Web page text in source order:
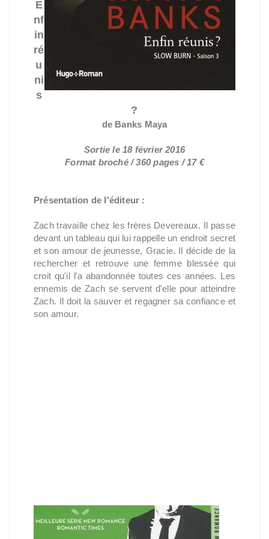
E
nf
in
ré
u
ni
s
?
de Banks Maya
Sortie le 18 février 2016
Format broché / 360 pages / 17 €
Présentation de l'éditeur :
Zach travaille chez les frères Devereaux. Il passe
devant un tableau qui lui rappelle un endroit secret
et son amour de jeunesse, Gracie. Il décide de la
rechercher et retrouve une femme blessée qui
croit qu'il l'a abandonnée toutes ces années. Les
ennemis de Zach se servent d'elle pour atteindre
Zach. Il doit la sauver et regagner sa confiance et
son amour.